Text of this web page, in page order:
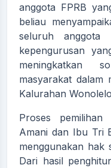
anggota FPRB
beliau
seluruh anggota
kepengurusan
meningkatkan
masyarakat dalam
Kalurahan
Proses
Amani dan Ibu Tri
menggunakan hak
Dari hasil